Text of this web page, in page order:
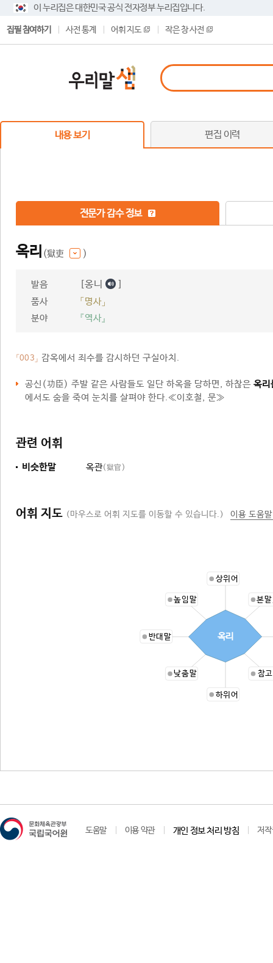
이 누리집은 대한민국 공식 전자정부 누리집입니다.
집필 참여하기 사전 통계 어휘 지도 작은 창 사전
내용 보기 편집 이력
전문가 감수 정보
옥리 (獄吏 )
발음 [옹니 ]
품사
「명사」
분야
『역사』
「003」 감옥에서 죄수를 감시하던 구실아치.
공신(功臣) 주발 같은 사람들도 일단 하옥을 당하면, 하찮은 옥리
에서도 숨을 죽여 눈치를 살펴야 한다.≪이호철, 문≫
관련 어휘
비슷한말 옥관(獄官)
어휘 지도 (마우스로 어휘 지도를 이동할 수 있습니다.) 이용 도움
상위어
본
참
하위어
낮춤말
반대말
높임말
옥리
도움말 이용 약관 개인 정보 처리 방침 저